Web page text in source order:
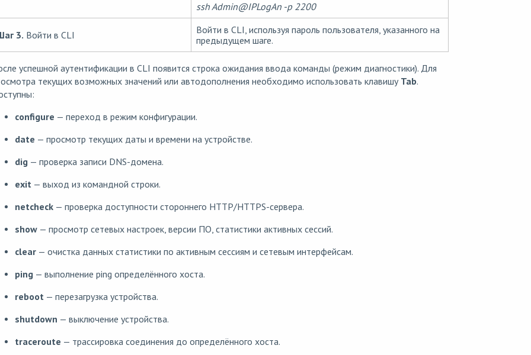
ssh Admin@IPLogAn -p 2200
3. Войти в CLI
Войти в CLI, используя пароль пользователя, указанного на
предыдущем шаге.
успешной аутентификации в CLI появится строка ожидания ввода команды (режим диагностики). Для
текущих возможных значений или автодополнения необходимо использовать клавишу Tab.
configure — переход в режим конфигурации.
date — просмотр текущих даты и времени на устройстве.
dig— проверка записи DNS-домена.
exit— выход из командной строки.
netcheck— проверка доступности стороннего HTTP/HTTPS-сервера.
show— просмотр сетевых настроек, версии ПО, статистики активных сессий.
clear— очистка данных статистики по активным сессиям и сетевым интерфейсам.
ping— выполнение ping определённого хоста.
reboot— перезагрузка устройства.
shutdown — выключение устройства.
traceroute — трассировка соединения до определённого хоста.